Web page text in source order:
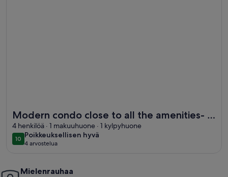
Modern condo close to all the amenities- 5
min walk to the Marina
4 henkilöä · 1 makuuhuone · 1 kylpyhuone
1010 kautta 10
Poikkeuksellisen hyvä
poikkeuksellisen
hyvä
4 arvostelua
(4
Mielenrauhaa